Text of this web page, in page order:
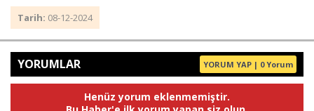
Tarih: 08-12-2024
YORUMLAR YORUM YAP | 0 Yorum
Henüz yorum eklenmemiştir.